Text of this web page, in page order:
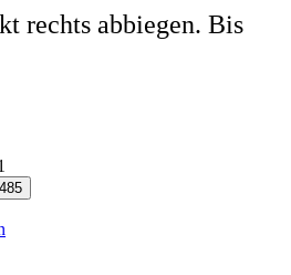
rechts abbiegen. Bis